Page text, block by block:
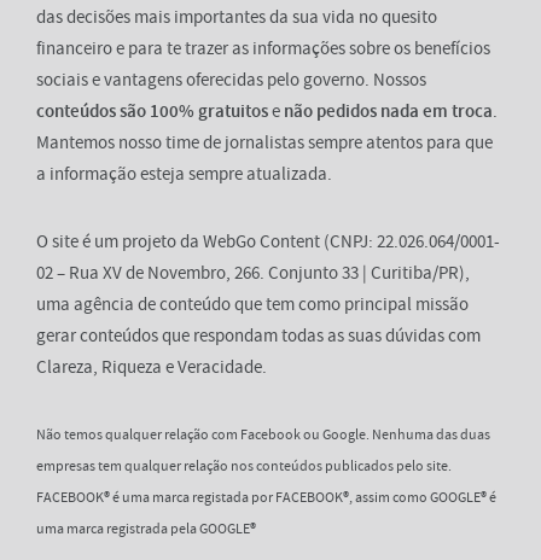
das decisões mais importantes da sua vida no quesito
financeiro e para te trazer as informações sobre os benefícios
sociais e vantagens oferecidas pelo governo. Nossos
conteúdos são 100% gratuitose não pedidos nada em troca.
Mantemos nosso time de jornalistas sempre atentos para que
a informação esteja sempre atualizada.
O site é um projeto da WebGo Content (CNPJ: 22.026.064/0001-
02 – Rua XV de Novembro, 266. Conjunto 33 | Curitiba/PR),
uma agência de conteúdo que tem como principal missão
gerar conteúdos que respondam todas as suas dúvidas com
Clareza, Riqueza e Veracidade.
Não temos qualquer relação com Facebook ou Google. Nenhuma das duas
empresas tem qualquer relação nos conteúdos publicados pelo site.
FACEBOOK® é uma marca registada por FACEBOOK®, assim como GOOGLE® é
uma marca registrada pela GOOGLE®